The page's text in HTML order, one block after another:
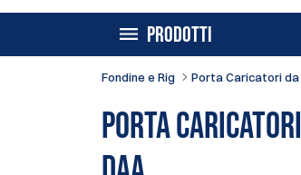
PRODOTTI
Fondine e Rig Porta Caricatori
Porta